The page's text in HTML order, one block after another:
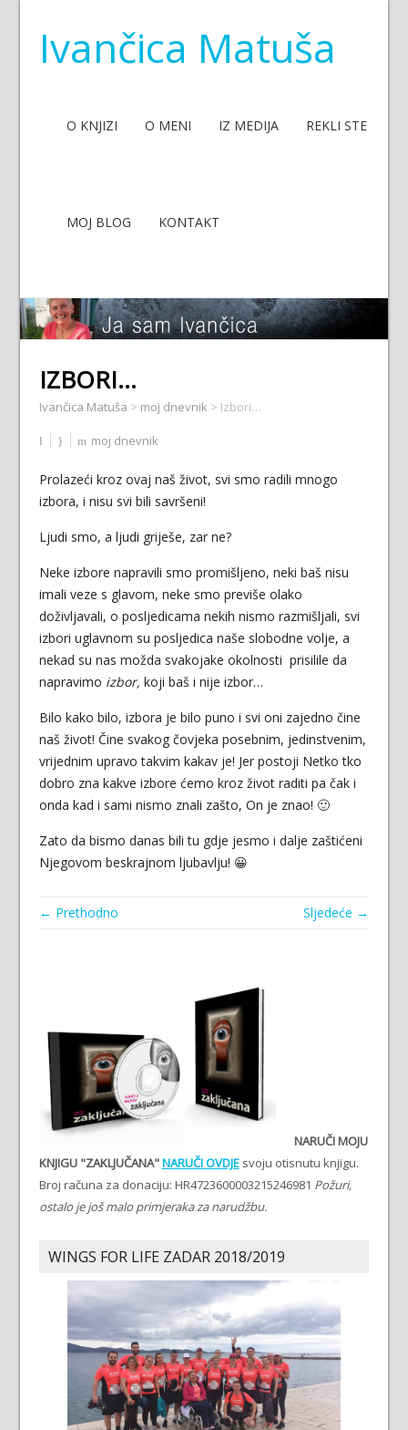
Ivančica Matuša
O KNJIZI O MENI IZ MEDIJA REKLI STE
MOJ BLOG KONTAKT
IZBORI…
Ivančica Matuša > moj dnevnik > Izbori…
moj dnevnik
Prolazeći kroz ovaj naš život, svi smo radili mnogo
izbora, i nisu svi bili savršeni!
Ljudi smo, a ljudi griješe, zar ne?
Neke izbore napravili smo promišljeno, neki baš nisu
imali veze s glavom, neke smo previše olako
doživljavali, o posljedicama nekih nismo razmišljali, svi
izbori uglavnom su posljedica naše slobodne volje, a
nekad su nas možda svakojake okolnosti prisilile da
napravimo izbor, koji baš i nije izbor…
Bilo kako bilo, izbora je bilo puno i svi oni zajedno čine
naš život! Čine svakog čovjeka posebnim, jedinstvenim,
vrijednim upravo takvim kakav je! Jer postoji Netko tko
dobro zna kakve izbore ćemo kroz život raditi pa čak i
onda kad i sami nismo znali zašto, On je znao! 🙂
Zato da bismo danas bili tu gdje jesmo i dalje zaštićeni
Njegovom beskrajnom ljubavlju! 😀
← Prethodno Sljedeće →
NARUČI MOJU
KNJIGU "ZAKLJUČANA"NARUČI OVDJEsvoju otisnutu knjigu.
Broj računa za donaciju: HR4723600003215246981 Požuri,
ostalo je još malo primjeraka za narudžbu.
WINGS FOR LIFE ZADAR 2018/2019